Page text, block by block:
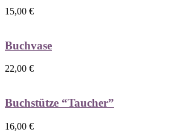
15,00 €
Buchvase
22,00 €
Buchstütze “Taucher”
16,00 €